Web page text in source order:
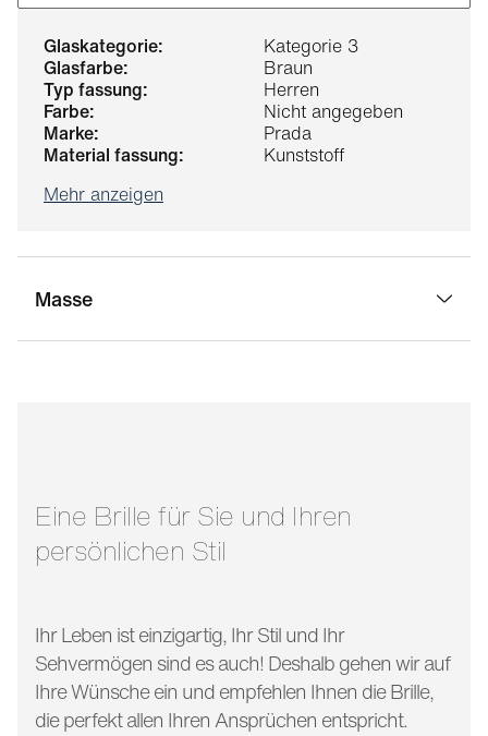
glaskategorie:
Kategorie 3
glasfarbe:
Braun
typ fassung:
Herren
farbe:
Nicht angegeben
marke:
Prada
material fassung:
Kunststoff
Mehr anzeigen
Masse
Eine Brille für Sie und Ihren
persönlichen Stil
Ihr Leben ist einzigartig, Ihr Stil und Ihr
Sehvermögen sind es auch! Deshalb gehen wir auf
Ihre Wünsche ein und empfehlen Ihnen die Brille,
die perfekt allen Ihren Ansprüchen entspricht.